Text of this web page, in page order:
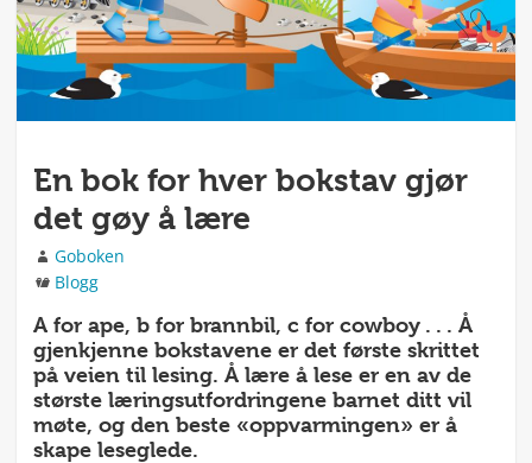
En bok for hver bokstav gjør
det gøy å lære
Forfatter
Goboken
Kategorier
Blogg
A for ape, b for brannbil, c for cowboy . . . Å
gjenkjenne bokstavene er det første skrittet
på veien til lesing. Å lære å lese er en av de
største læringsutfordringene barnet ditt vil
møte, og den beste «oppvarmingen» er å
skape leseglede.